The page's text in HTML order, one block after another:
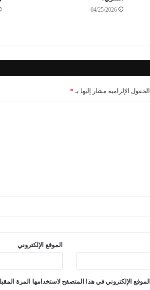
04/25/2026
الحقول الإلزامية مشار إليها بـ *
الموقع الإلكتروني
الإلكتروني في هذا المتصفح لاستخدامها المرة